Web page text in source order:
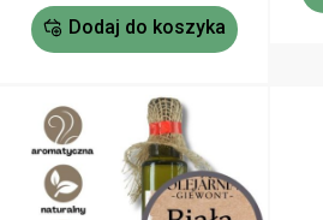
Dodaj do koszyka